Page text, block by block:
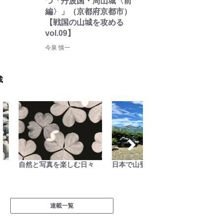
編〉」（京都府京都市）
【戦国の山城を攻める
vol.09】
今泉 慎一
自然と写真を楽しむ日々 日本で山登りはじめました
連載一覧